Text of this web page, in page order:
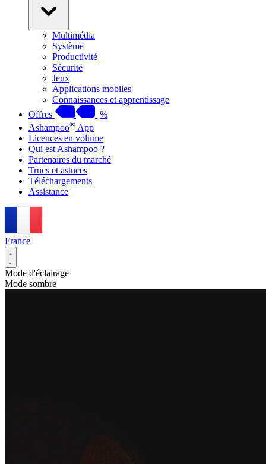
Multimédia
Système
Productivité
Sécurité
Jeux
Applications mobiles
Connaissances et apprentissage
Offres
%
Ashampoo® App
Licences en volume
Qui est Ashampoo ?
Partenaires du marché
Trucs et astuces
Téléchargements
Assistance
France
Mode d'éclairage
Mode sombre